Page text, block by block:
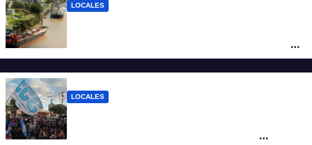
LOCALES
posicionar los puertos del sur de Santa Fe
como salida para las exportaciones
LOCALES